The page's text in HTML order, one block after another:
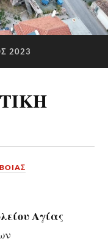
2023
Αγίας